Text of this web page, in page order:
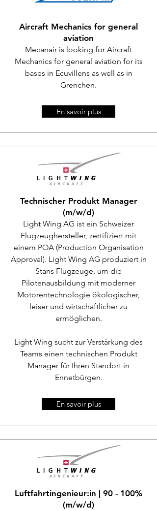
Aircraft Mechanics for general
aviation
Mecanair is looking for Aircraft
Mechanics for general aviation for its
bases in Ecuvillens as well as in
Grenchen.
En savoir plus
Technischer Produkt Manager
(m/w/d)
Light Wing AG ist ein Schweizer
Flugzeughersteller, zertifiziert mit
einem POA (Production Organisation
Approval). Light Wing AG produziert in
Stans Flugzeuge, um die
Pilotenausbildung mit moderner
Motorentechnologie ökologischer,
leiser und wirtschaftlicher zu
ermöglichen.
Light Wing sucht zur Verstärkung des
Teams einen technischen Produkt
Manager für Ihren Standort in
Ennetbürgen.
En savoir plus
Luftfahrtingenieur:in | 90 - 100%
(m/w/d)